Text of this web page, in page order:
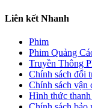
Liên kết Nhanh
Phim
Phim Quảng
Truyền Thông
Chính sách đổi
Chính sách vận
Hình thức thanh